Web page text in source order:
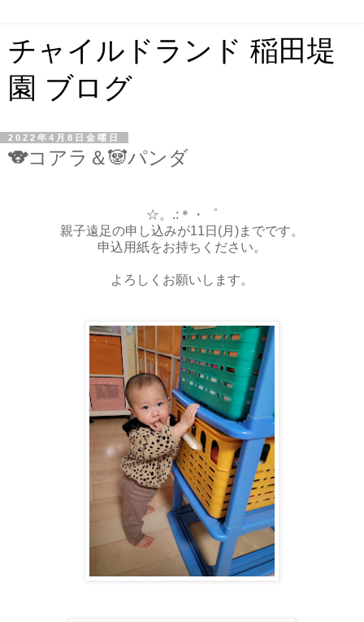
チャイルドランド 稲田堤
園 ブログ
2022年4月8日金曜日
🐨コアラ＆🐼パンダ
☆。.:＊・゜
親子遠足の申し込みが11日(月)までです。
申込用紙をお持ちください。
よろしくお願いします。